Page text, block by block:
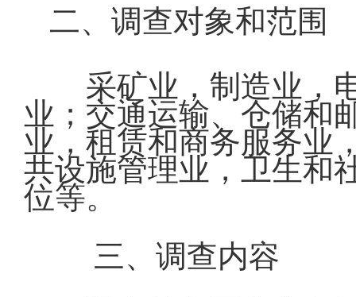
二、调查对象和范围
采矿业，制造业，
业；交通运输、仓储和
业，租赁和商务服务业
共设施管理业，卫生和
位等。
三、调查内容